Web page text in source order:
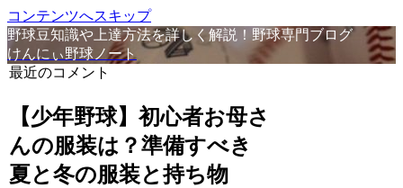
コンテンツへスキップ
野球豆知識や上達方法を詳しく解説！野球専門ブログ
けんにぃ野球ノート
最近のコメント
【少年野球】初心者お母さ
んの服装は？準備すべき
夏と冬の服装と持ち物